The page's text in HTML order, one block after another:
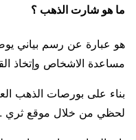
ما هو شارت الذهب ؟
هو عبارة عن رسم بياني
مساعدة الاشخاص وإتخاذ
بناء على بورصات الذهب
لحظي من خلال موقع ثري .